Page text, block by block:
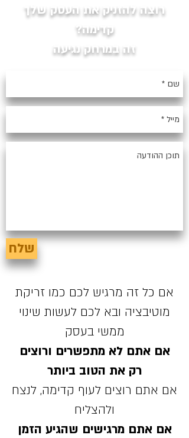
רוצה להזניק את העסק שלך
קדימה?
זה במרחק נגיעה
אם כל זה מרגיש לכם כמו זריקת
מוטיבציה ובא לכם לעשות שינוי
ממשי בעסק
אם אתם לא מתפשרים ורוצים
רק את הטוב ביותר
אם אתם רוצים לעוף קדימה, לנצח
ולהצליח
אם אתם מרגישים שהגיע הזמן
שלח